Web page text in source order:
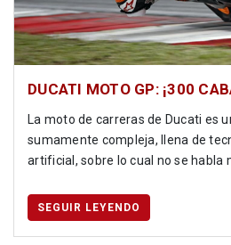
DUCATI MOTO GP: ¡300
La moto de carreras de Ducati es
sumamente compleja, llena de
artificial, sobre lo cual no se habla
SEGUIR LEYENDO